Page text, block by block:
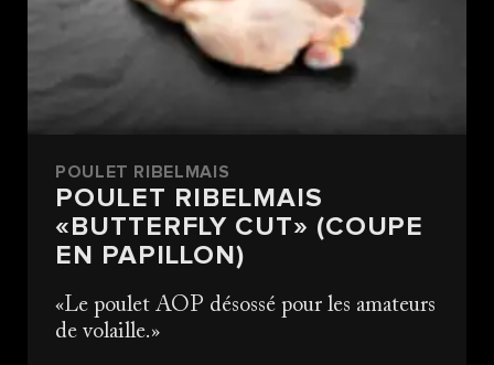
POULET RIBELMAIS
POULET RIBELMAIS
«BUTTERFLY CUT» (COUPE
EN PAPILLON)
Le poulet AOP désossé pour les amateurs
de volaille.